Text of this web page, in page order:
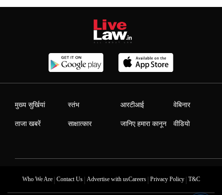
मुख्य सुर्खियां
ताजा खबरें
स्तंभ
साक्षात्कार
आरटीआई
जानिए हमारा कानून
वेबिनार
वीडियो
Who We Are| Contact Us| Advertise with usCareers| Privacy Policy| T&C